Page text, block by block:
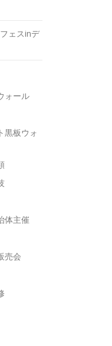
ェスinデ
ォール
黒板ウォ
体主催
売会